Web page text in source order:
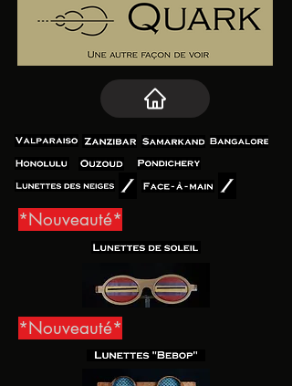
*Nouveauté*
*Nouveauté*